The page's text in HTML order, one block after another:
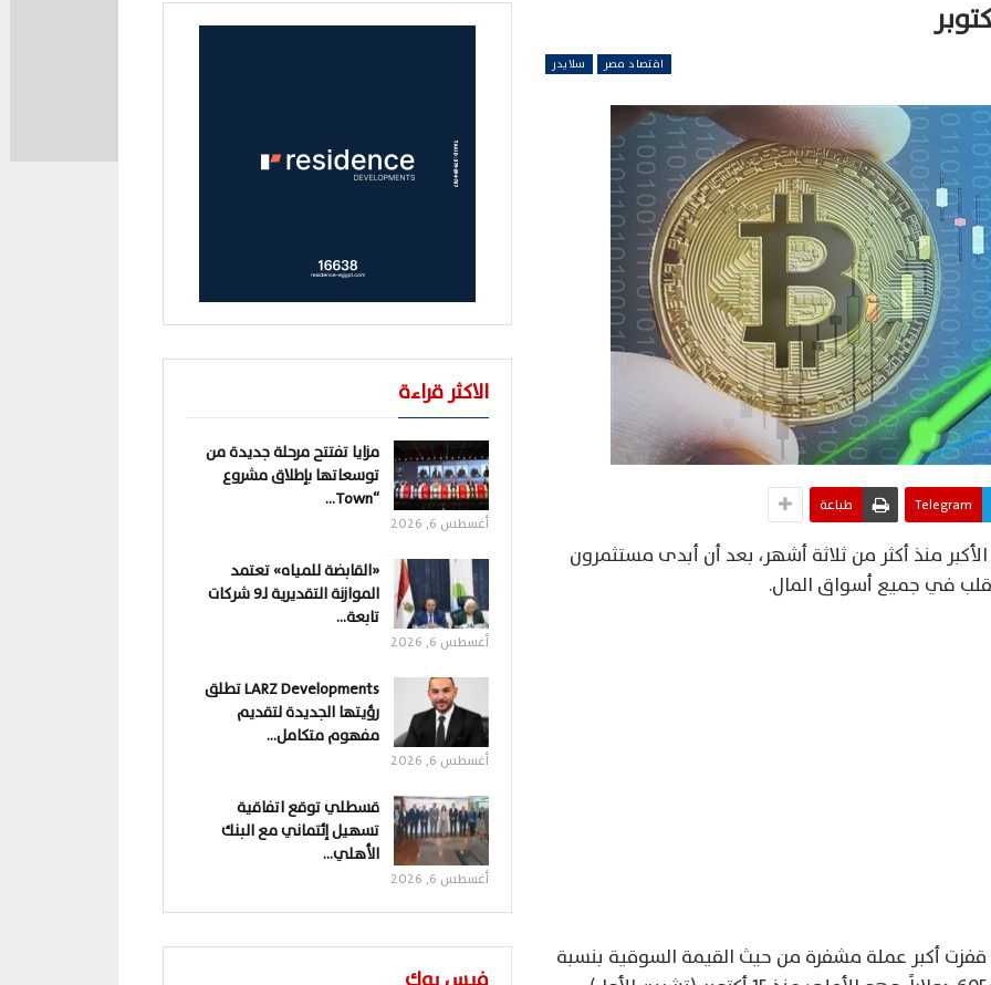
اقتصاد مصر سلايدر
Telegram طباعة
منذ أكثر من ثلاثة أشهر، بعد أن أبدى مستثمرون
في جميع أسواق المال.
قفزت أكبر عملة مشفرة من حيث القيمة السوقية بنسبة
الاكثر قراءة
مزايا تفتتح مرحلة جديدة من
توسعاتها بإطلاق مشروع
“Town…
أغسطس 6, 2026
«القابضة للمياه» تعتمد
الموازنة التقديرية لـ9 شركات
تابعة…
أغسطس 6, 2026
LARZ Developments تطلق
رؤيتها الجديدة لتقديم
مفهوم متكامل…
أغسطس 6, 2026
قسطلي توقع اتفاقية
تسهيل إئتماني مع البنك
الأهلي…
أغسطس 6, 2026